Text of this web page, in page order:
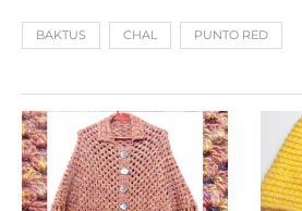
BAKTUS CHAL PUNTO RED